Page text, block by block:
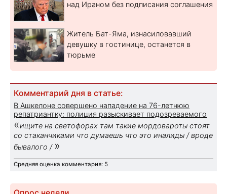
над Ираном без подписания соглашения
Житель Бат-Яма, изнасиловавший
девушку в гостинице, останется в
тюрьме
Комментарий дня в статье:
В Ашкелоне совершено нападение на 76-летнюю
репатриантку: полиция разыскивает подозреваемого
«ищите на светофорах там такие мордовароты стоят
со стаканчиками что думаешь что это иналиды / вроде
бывалого / »
Средняя оценка комментария: 5